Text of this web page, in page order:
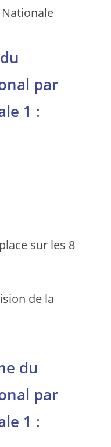
par
1 :
sur les 8
de la
du
par
1 :